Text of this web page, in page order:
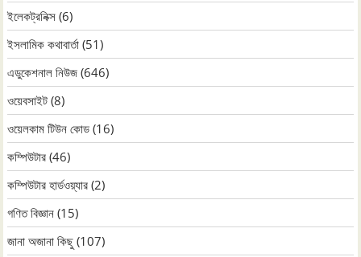
ইলেকট্রনিক্স (6)
ইসলামিক কথাবার্তা (51)
এডুকেশনাল নিউজ (646)
ওয়েবসাইট (8)
ওয়েলকাম টিউন কোড (16)
কম্পিউটার (46)
কম্পিউটার হার্ডওয়্যার (2)
গণিত বিজ্ঞান (15)
জানা অজানা কিছু (107)